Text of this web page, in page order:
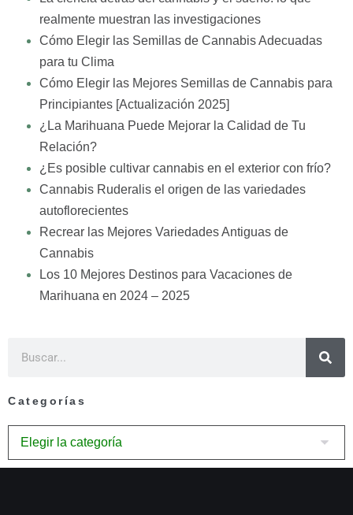
realmente muestran las investigaciones
Cómo Elegir las Semillas de Cannabis Adecuadas
para tu Clima
Cómo Elegir las Mejores Semillas de Cannabis para
Principiantes [Actualización 2025]
¿La Marihuana Puede Mejorar la Calidad de Tu
Relación?
¿Es posible cultivar cannabis en el exterior con frío?
Cannabis Ruderalis el origen de las variedades
autoflorecientes
Recrear las Mejores Variedades Antiguas de
Cannabis
Los 10 Mejores Destinos para Vacaciones de
Marihuana en 2024 – 2025
Categorías